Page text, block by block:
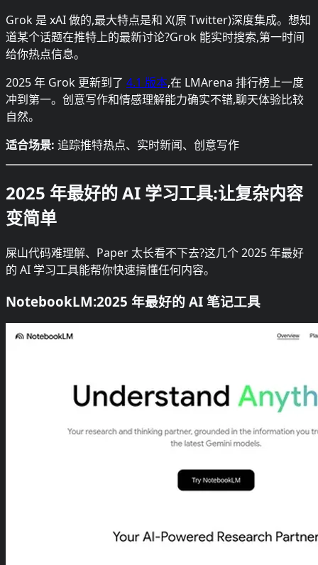
Grok 是 xAI 做的,最大特点是和 X(原 Twitter)深度集成。想知
道某个话题在推特上的最新讨论?Grok 能实时搜索,第一时间
给你热点信息。
2025 年 Grok 更新到了 4.1 版本,在 LMArena 排行榜上一度
冲到第一。创意写作和情感理解能力确实不错,聊天体验比较
自然。
适合场景: 追踪推特热点、实时新闻、创意写作
2025 年最好的 AI 学习工具:让复杂内容
变简单
屎山代码难理解、Paper 太长看不下去?这几个 2025 年最好
的 AI 学习工具能帮你快速搞懂任何内容。
NotebookLM:2025 年最好的 AI 笔记工具